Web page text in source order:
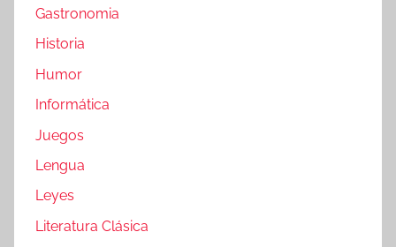
Gastronomia
Historia
Humor
Informática
Juegos
Lengua
Leyes
Literatura Clásica